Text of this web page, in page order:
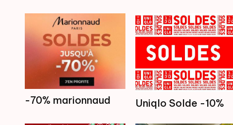
-70% marionnaud Uniqlo Solde -10%